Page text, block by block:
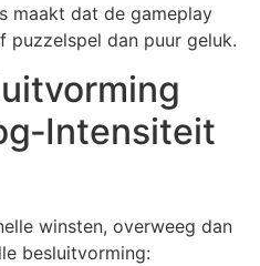
maakt dat de gameplay
puzzelspel dan puur geluk.
winsten, overweeg dan
besluitvorming: